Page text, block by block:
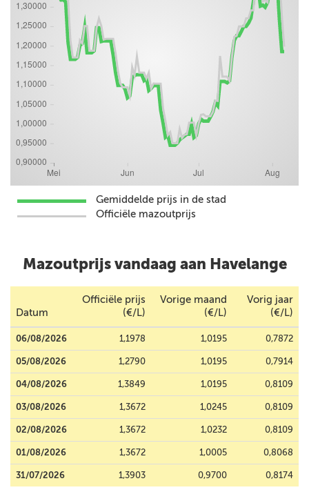
Gemiddelde prijs in de stad
Officiële mazoutprijs
Mazoutprijs vandaag aan Havelange
Datum
Officiële prijs
(€/L)
Vorige maand
(€/L)
Vorig jaar
(€/L)
06/08/2026 1,1978 1,0195 0,7872
05/08/2026 1,2790 1,0195 0,7914
04/08/2026 1,3849 1,0195 0,8109
03/08/2026 1,3672 1,0245 0,8109
02/08/2026 1,3672 1,0232 0,8109
01/08/2026 1,3672 1,0005 0,8068
31/07/2026 1,3903 0,9700 0,8174